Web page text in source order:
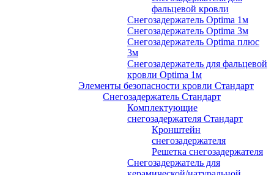
фальцевой кровли
Снегозадержатель Optima 1м
Снегозадержатель Optima 3м
Снегозадержатель Optima плюс
3м
Снегозадержатель для фальцевой
кровли Optima 1м
Элементы безопасности кровли Стандарт
Снегозадержатель Стандарт
Комплектующие
снегозадержателя Стандарт
Кронштейн
снегозадержателя
Решетка снегозадержателя
Снегозадержатель для